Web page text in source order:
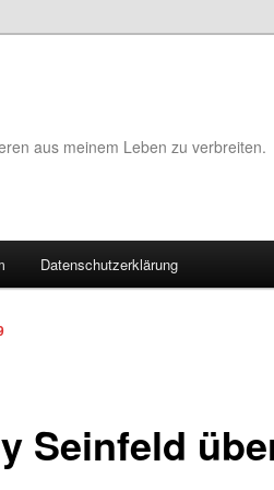
aus meinem Leben zu verbreiten.
Datenschutzerklärung
Seinfeld